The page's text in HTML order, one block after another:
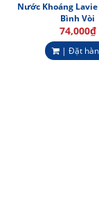
Nước Khoáng
Bình Vòi
74,000₫
| Đặt